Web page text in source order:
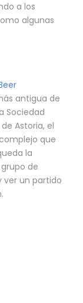
a los
algunas
antigua de
Sociedad
Astoria, el
que
la
de
ver un partido